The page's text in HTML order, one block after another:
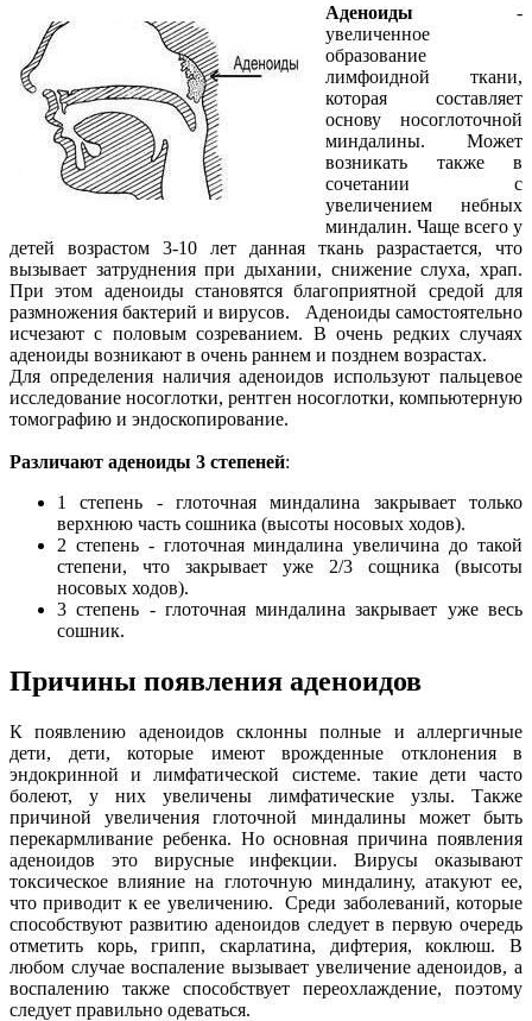
Аденоиды -
увеличенное
образование
лимфоидной ткани,
которая составляет
основу носоглоточной
миндалины. Может
возникать также в
сочетании с
увеличением небных
миндалин. Чаще всего у
детей возрастом 3-10 лет данная ткань разрастается, что
вызывает затруднения при дыхании, снижение слуха, храп.
При этом аденоиды становятся благоприятной средой для
размножения бактерий и вирусов. Аденоиды самостоятельно
исчезают с половым созреванием. В очень редких случаях
аденоиды возникают в очень раннем и позднем возрастах.
Для определения наличия аденоидов используют пальцевое
исследование носоглотки, рентген носоглотки, компьютерную
томографию и эндоскопирование.
Различают аденоиды 3 степеней:
1 степень - глоточная миндалина закрывает только
верхнюю часть сошника (высоты носовых ходов).
2 степень - глоточная миндалина увеличина до такой
степени, что закрывает уже 2/3 сощника (высоты
носовых ходов).
3 степень - глоточная миндалина закрывает уже весь
сошник.
Причины появления аденоидов
К появлению аденоидов склонны полные и аллергичные
дети, дети, которые имеют врожденные отклонения в
эндокринной и лимфатической системе. такие дети часто
болеют, у них увеличены лимфатические узлы. Также
причиной увеличения глоточной миндалины может быть
перекармливание ребенка. Но основная причина появления
аденоидов это вирусные инфекции. Вирусы оказывают
токсическое влияние на глоточную миндалину, атакуют ее,
что приводит к ее увеличению. Среди заболеваний, которые
способствуют развитию аденоидов следует в первую очередь
отметить корь, грипп, скарлатина, дифтерия, коклюш. В
любом случае воспаление вызывает увеличение аденоидов, а
воспалению также способствует переохлаждение, поэтому
следует правильно одеваться.